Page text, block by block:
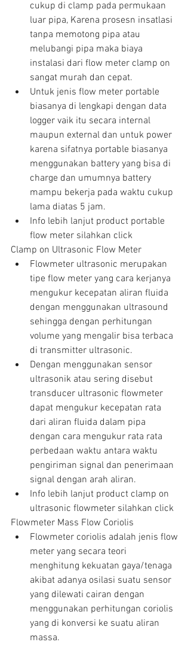
cukup di clamp pada permukaan
luar pipa, Karena prosesn insatlasi
tanpa memotong pipa atau
melubangi pipa maka biaya
instalasi dari flow meter clamp on
sangat murah dan cepat.
Untuk jenis flow meter portable
biasanya di lengkapi dengan data
logger vaik itu secara internal
maupun external dan untuk power
karena sifatnya portable biasanya
menggunakan battery yang bisa di
charge dan umumnya battery
mampu bekerja pada waktu cukup
lama diatas 5 jam.
Info lebih lanjut product portable
flow meter silahkan click
Clamp on Ultrasonic Flow Meter
Flowmeter ultrasonic merupakan
tipe flow meter yang cara kerjanya
mengukur kecepatan aliran fluida
dengan menggunakan ultrasound
sehingga dengan perhitungan
volume yang mengalir bisa terbaca
di transmitter ultrasonic.
Dengan menggunakan sensor
ultrasonik atau sering disebut
transducer ultrasonic flowmeter
dapat mengukur kecepatan rata
dari aliran fluida dalam pipa
dengan cara mengukur rata rata
perbedaan waktu antara waktu
pengiriman signal dan penerimaan
signal dengan arah aliran.
Info lebih lanjut product clamp on
ultrasonic flowmeter silahkan click
Flowmeter Mass Flow Coriolis
Flowmeter coriolis adalah jenis flow
meter yang secara teori
menghitung kekuatan gaya/tenaga
akibat adanya osilasi suatu sensor
yang dilewati cairan dengan
menggunakan perhitungan coriolis
yang di konversi ke suatu aliran
massa.